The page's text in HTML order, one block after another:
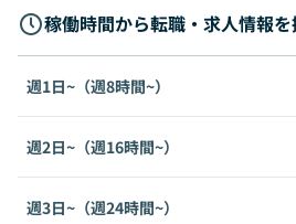
稼働時間から転職・求人情報を
週1日~（週8時間~）
週2日~（週16時間~）
週3日~（週24時間~）